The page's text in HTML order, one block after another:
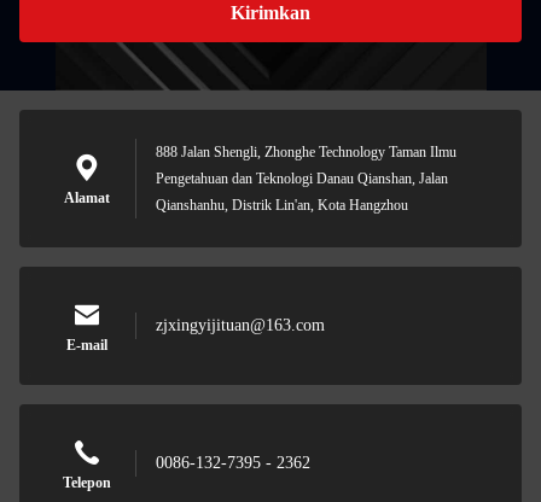
Kirimkan
Alamat
888 Jalan Shengli, Zhonghe Technology Taman Ilmu
Pengetahuan dan Teknologi Danau Qianshan, Jalan
Qianshanhu, Distrik Lin'an, Kota Hangzhou
E-mail
zjxingyijituan@163.com
Telepon
0086-132-7395 - 2362